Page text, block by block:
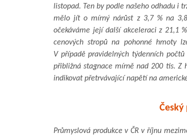
listopad. Ten by podle našeho odhadu i
mělo jít o mírný nárůst z 3,7 % na
očekáváme její další akceleraci z 21,1
cenových stropů na pohonné hmoty
V případě pravidelných týdenních
přibližná stagnace mírně nad 200 tis. Z
indikovat přetrvávající napětí na
Průmyslová produkce v ČR v říjnu